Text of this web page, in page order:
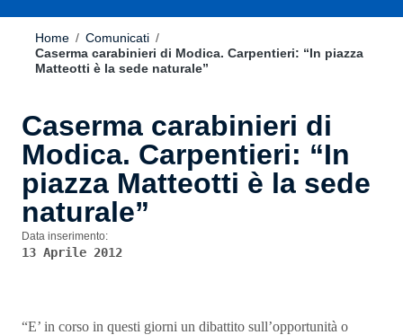
Home / Comunicati /
Caserma carabinieri di Modica. Carpentieri: “In piazza
Matteotti è la sede naturale”
Caserma carabinieri di
Modica. Carpentieri: “In
piazza Matteotti è la sede
naturale”
Data inserimento:
13 Aprile 2012
“E’ in corso in questi giorni un dibattito sull’opportunità o